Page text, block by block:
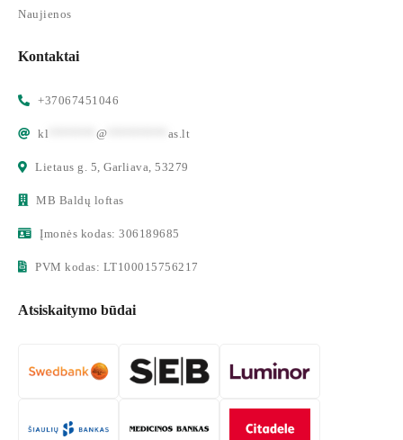
Naujienos
Kontaktai
+37067451046
kl @ as.lt
Lietaus g. 5, Garliava, 53279
MB Baldų loftas
Įmonės kodas: 306189685
PVM kodas: LT100015756217
Atsiskaitymo būdai